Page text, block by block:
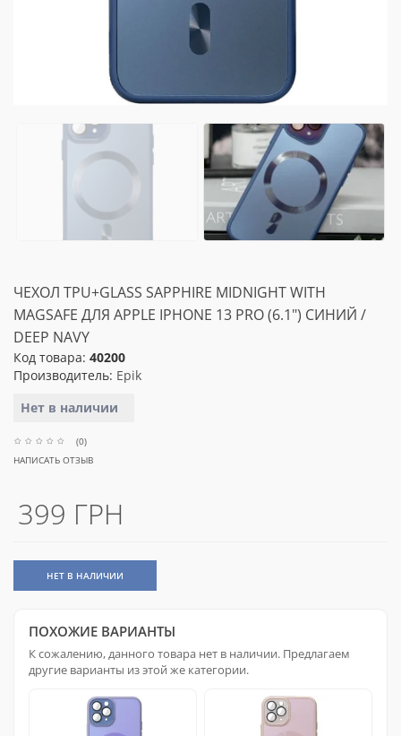
ЧЕХОЛ TPU+GLASS SAPPHIRE MIDNIGHT WITH
MAGSAFE ДЛЯ APPLE IPHONE 13 PRO (6.1") СИНИЙ /
DEEP NAVY
Код товара: 40200
Производитель: Epik
Нет в наличии
(0)
НАПИСАТЬ ОТЗЫВ
399 ГРН
НЕТ В НАЛИЧИИ
ПОХОЖИЕ ВАРИАНТЫ
К сожалению, данного товара нет в наличии. Предлагаем
другие варианты из этой же категории.